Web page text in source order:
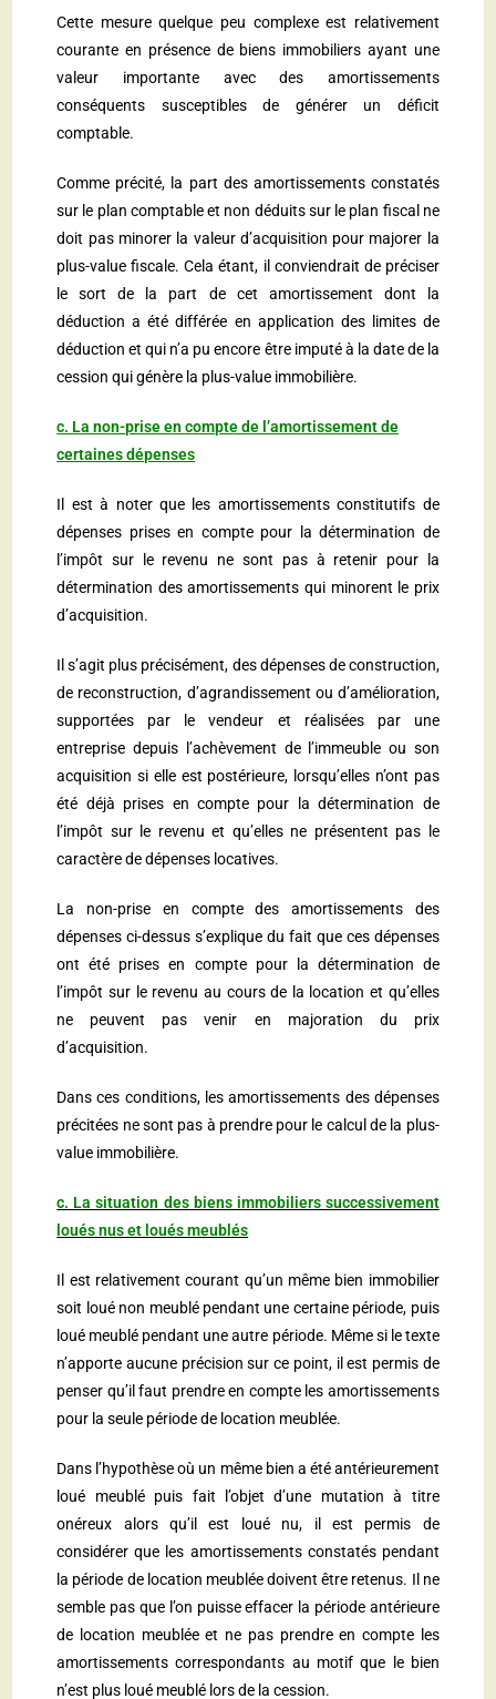
Cette mesure quelque peu complexe est relativement
courante en présence de biens immobiliers ayant une
valeur importante avec des amortissements
conséquents susceptibles de générer un déficit
comptable.
Comme précité, la part des amortissements constatés
sur le plan comptable et non déduits sur le plan fiscal ne
doit pas minorer la valeur d’acquisition pour majorer la
plus-value fiscale. Cela étant, il conviendrait de préciser
le sort de la part de cet amortissement dont la
déduction a été différée en application des limites de
déduction et qui n’a pu encore être imputé à la date de la
cession qui génère la plus-value immobilière.
c. La non-prise en compte de l’amortissement de
certaines dépenses
Il est à noter que les amortissements constitutifs de
dépenses prises en compte pour la détermination de
l’impôt sur le revenu ne sont pas à retenir pour la
détermination des amortissements qui minorent le prix
d’acquisition.
Il s’agit plus précisément, des dépenses de construction,
de reconstruction, d’agrandissement ou d’amélioration,
supportées par le vendeur et réalisées par une
entreprise depuis l’achèvement de l’immeuble ou son
acquisition si elle est postérieure, lorsqu’elles n’ont pas
été déjà prises en compte pour la détermination de
l’impôt sur le revenu et qu’elles ne présentent pas le
caractère de dépenses locatives.
La non-prise en compte des amortissements des
dépenses ci-dessus s’explique du fait que ces dépenses
ont été prises en compte pour la détermination de
l’impôt sur le revenu au cours de la location et qu’elles
ne peuvent pas venir en majoration du prix
d’acquisition.
Dans ces conditions, les amortissements des dépenses
précitées ne sont pas à prendre pour le calcul de la plus-
value immobilière.
c. La situation des biens immobiliers successivement
loués nus et loués meublés
Il est relativement courant qu’un même bien immobilier
soit loué non meublé pendant une certaine période, puis
loué meublé pendant une autre période. Même si le texte
n’apporte aucune précision sur ce point, il est permis de
penser qu’il faut prendre en compte les amortissements
pour la seule période de location meublée.
Dans l’hypothèse où un même bien a été antérieurement
loué meublé puis fait l’objet d’une mutation à titre
onéreux alors qu’il est loué nu, il est permis de
considérer que les amortissements constatés pendant
la période de location meublée doivent être retenus. Il ne
semble pas que l’on puisse effacer la période antérieure
de location meublée et ne pas prendre en compte les
amortissements correspondants au motif que le bien
n’est plus loué meublé lors de la cession.